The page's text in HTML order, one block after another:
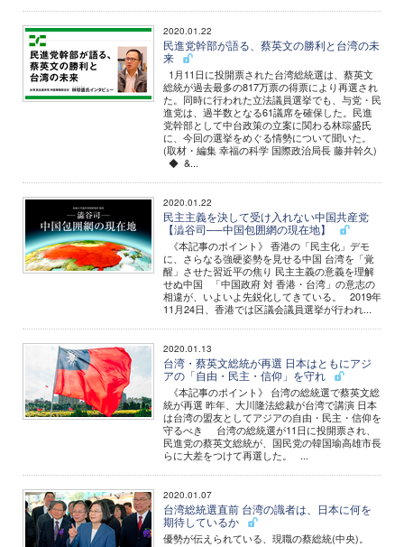
2020.01.22
民進党幹部が語る、蔡英文の勝利と台湾の未
来
1月11日に投開票された台湾総統選は、蔡英文
総統が過去最多の817万票の得票により再選され
た。同時に行われた立法議員選挙でも、与党・民
進党は、過半数となる61議席を確保した。民進
党幹部として中台政策の立案に関わる林琮盛氏
に、今回の選挙をめぐる情勢について聞いた。
(取材・編集 幸福の科学 国際政治局長 藤井幹久)
◆ &...
2020.01.22
民主主義を決して受け入れない中国共産党
【澁谷司──中国包囲網の現在地】
《本記事のポイント》 香港の「民主化」デモ
に、さらなる強硬姿勢を見せる中国 台湾を「覚
醒」させた習近平の焦り 民主主義の意義を理解
せぬ中国 「中国政府 対 香港・台湾」の意志の
相違が、いよいよ先鋭化してきている。 2019年
11月24日、香港では区議会議員選挙が行われ...
2020.01.13
台湾・蔡英文総統が再選 日本はともにアジ
アの「自由・民主・信仰」を守れ
《本記事のポイント》 台湾の総統選で蔡英文総
統が再選 昨年、大川隆法総裁が台湾で講演 日本
は台湾の盟友としてアジアの自由・民主・信仰を
守るべき 台湾の総統選が11日に投開票され、
民進党の蔡英文総統が、国民党の韓国瑜高雄市長
らに大差をつけて再選した。 ...
2020.01.07
台湾総統選直前 台湾の識者は、日本に何を
期待しているか
優勢が伝えられている、現職の蔡総統(中央)。